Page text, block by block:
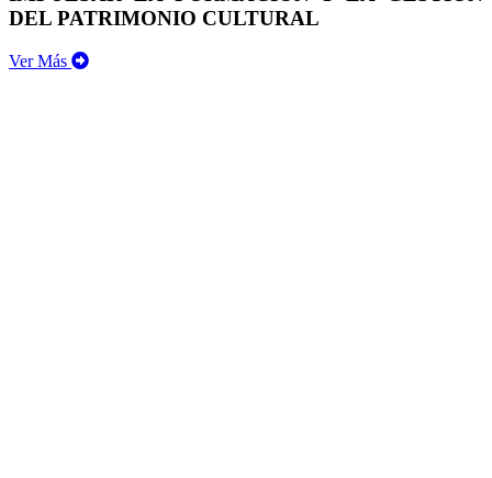
DEL PATRIMONIO CULTURAL
Ver Más